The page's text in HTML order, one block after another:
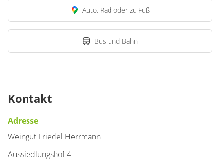
Auto, Rad oder zu Fuß
Bus und Bahn
Kontakt
Adresse
Weingut Friedel Herrmann
Aussiedlungshof 4